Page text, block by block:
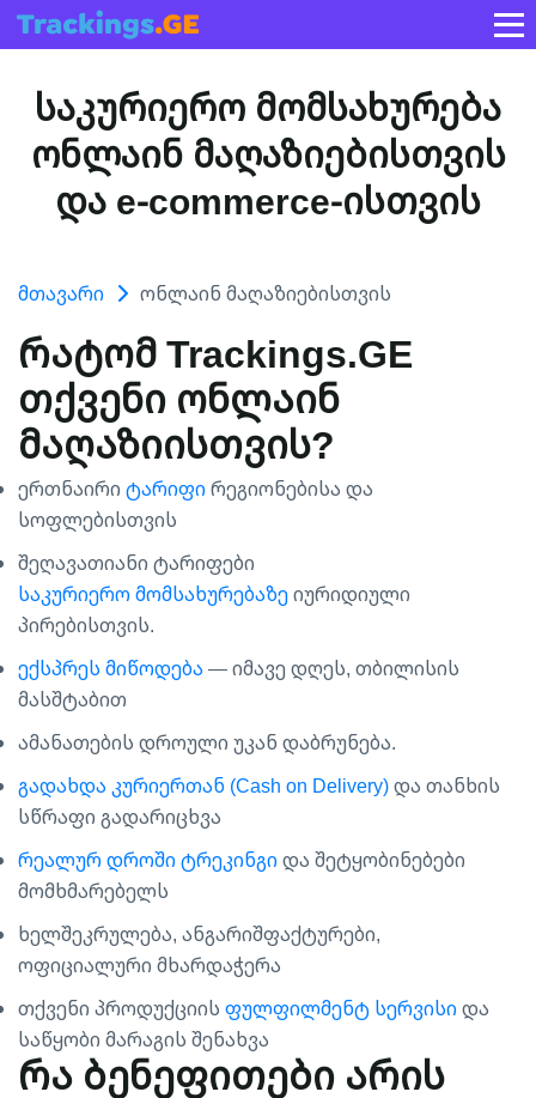
საკურიერო მომსახურება
ონლაინ მაღაზიებისთვის
და e-commerce-ისთვის
Მთავარი Ონლაინ Მაღაზიებისთვის
რატომ Trackings.GE
თქვენი ონლაინ
მაღაზიისთვის?
ერთნაირი ტარიფირეგიონებისა და
სოფლებისთვის
შეღავათიანი ტარიფები
საკურიერო მომსახურებაზეიურიდიული
პირებისთვის.
ექსპრეს მიწოდება— იმავე დღეს, თბილისის
მასშტაბით
ამანათების დროული უკან დაბრუნება.
გადახდა კურიერთან (Cash on Delivery)და თანხის
სწრაფი გადარიცხვა
რეალურ დროში ტრეკინგიდა შეტყობინებები
მომხმარებელს
ხელშეკრულება, ანგარიშფაქტურები,
ოფიციალური მხარდაჭერა
თქვენი პროდუქციის ფულფილმენტ სერვისიდა
საწყობი მარაგის შენახვა
რა ბენეფითები არის